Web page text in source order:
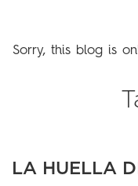
Sorry, this blog is
LA HUELLA